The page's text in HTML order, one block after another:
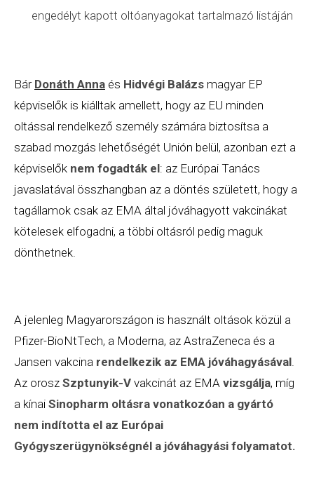
engedélyt kapott oltóanyagokat tartalmazó listáján
Bár Donáth Anna és Hidvégi Balázs magyar EP
képviselők is kiálltak amellett, hogy az EU minden
oltással rendelkező személy számára biztosítsa a
szabad mozgás lehetőségét Unión belül, azonban ezt a
képviselők nem fogadták el: az Európai Tanács
javaslatával összhangban az a döntés született, hogy a
tagállamok csak az EMA által jóváhagyott vakcinákat
kötelesek elfogadni, a többi oltásról pedig maguk
dönthetnek.
A jelenleg Magyarországon is használt oltások közül a
Pfizer-BioNtTech, a Moderna, az AstraZeneca és a
Jansen vakcina rendelkezik az EMA jóváhagyásával
Az orosz Szptunyik-V vakcinát az EMA vizsgálja, míg
a kínai Sinopharm oltásra vonatkozóan a gyártó
nem indította el az Európai
Gyógyszerügynökségnél a jóváhagyási folyamatot.